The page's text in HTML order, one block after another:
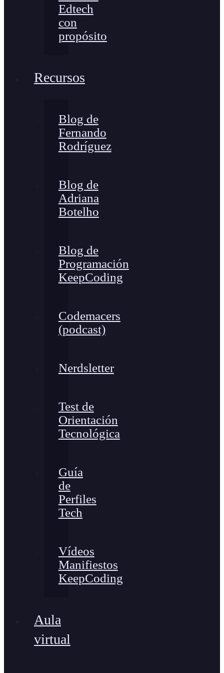
Edtech
con
propósito
Recursos
Blog de
Fernando
Rodríguez
Blog de
Adriana
Botelho
Blog de
Programación
KeepCoding
Codemacers
(podcast)
Nerdsletter
Test de
Orientación
Tecnológica
Guía
de
Perfiles
Tech
Vídeos
Manifiestos
KeepCoding
Aula
virtual